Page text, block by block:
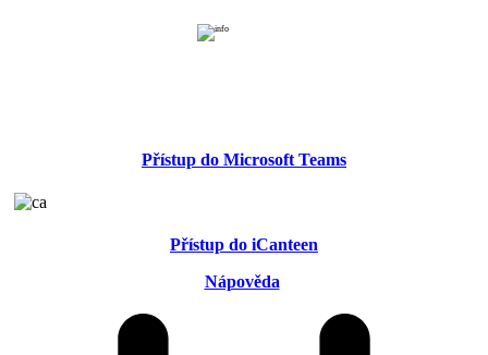
Přístup do Microsoft Teams
Přístup do iCanteen
Nápověda